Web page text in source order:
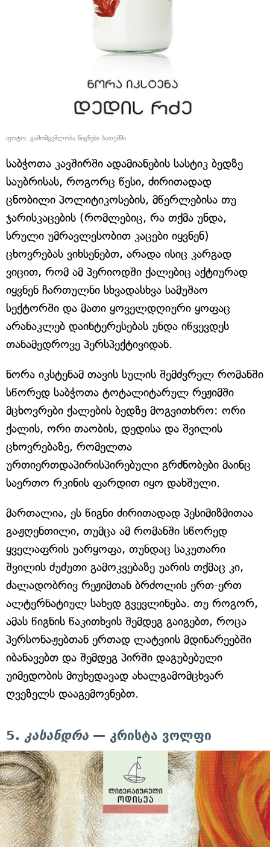
ფოტო: გამომცემლობა წიგნები ბათუმში
საბჭოთა კავშირში ადამიანების სასტიკ ბედზე
საუბრისას, როგორც წესი, ძირითადად
ცნობილი პოლიტიკოსების, მწერლებისა თუ
ჯარისკაცების (რომლებიც, რა თქმა უნდა,
სრული უმრავლესობით კაცები იყვნენ)
ცხოვრებას ვიხსენებთ, არადა ისიც კარგად
ვიცით, რომ ამ პერიოდში ქალებიც აქტიურად
იყვნენ ჩართულნი სხვადასხვა სამუშაო
სექტორში და მათი ყოველდღიური ყოფაც
არანაკლებ დაინტერესებას უნდა იწვევდეს
თანამედროვე პერსპექტივიდან.
ნორა იკსტენამ თავის სულის შემძვრელ რომანში
სწორედ საბჭოთა ტოტალიტარულ რეჟიმში
მცხოვრები ქალების ბედზე მოგვითხრო: ორი
ქალის, ორი თაობის, დედისა და შვილის
ცხოვრებაზე, რომელთა
ურთიერთდაპირისპირებული გრძნობები მაინც
საერთო რკინის ფარდით იყო დახშული.
მართალია, ეს წიგნი ძირითადად პესიმიზმითაა
გაჟღენთილი, თუმცა ამ რომანში სწორედ
ყველაფრის უარყოფა, თუნდაც საკუთარი
შვილის ძუძუთი გამოკვებაზე უარის თქმაც კი,
ძალადობრივ რეჟიმთან ბრძოლის ერთ-ერთ
ალტერნატიულ სახედ გვევლინება. თუ როგორ,
ამას წიგნის წაკითხვის შემდეგ გაიგებთ, როცა
პერსონაჟებთან ერთად ლატვიის მდინარეებში
იბანავებთ და შემდეგ პირში დაგუბებული
უიმედობის მიუხედავად ახალგამომცხვარ
ღვეზელს დააგემოვნებთ.
5. კასანდრა — კრისტა ვოლფი